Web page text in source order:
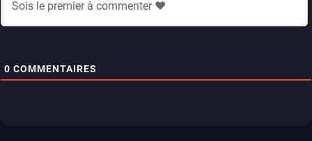
0 COMMENTAIRES